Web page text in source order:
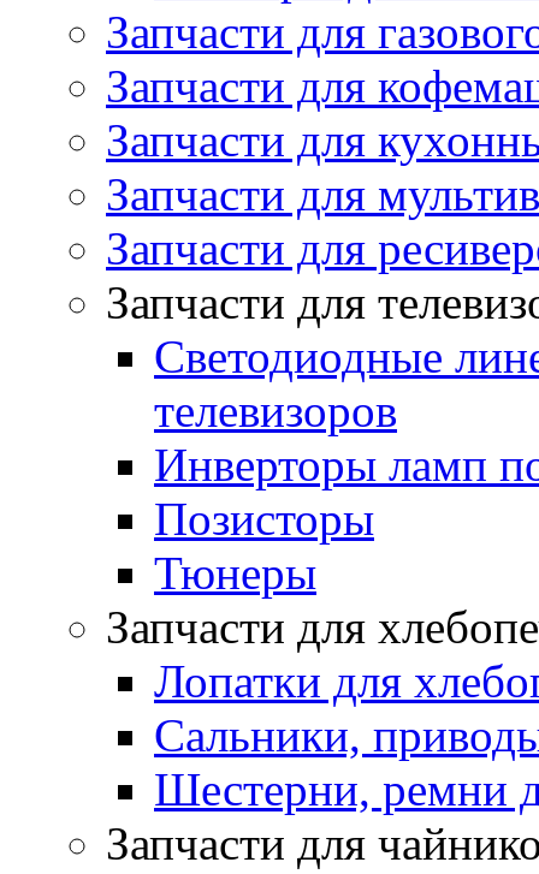
Запчасти для
Запчасти для
Запчасти для
Запчасти для
Запчасти для
Запчасти для
Светодиодные
телевизоров
Инверторы ламп
Позисторы
Тюнеры
Запчасти для
Лопатки для
Сальники,
Шестерни, ремни
Запчасти для